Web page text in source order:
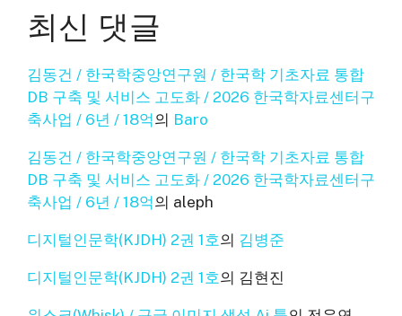
최신 댓글
김동건 / 한국학중앙연구원 / 한국학 기초자료 통합
DB 구축 및 서비스 고도화 / 2026 한국학자료센터구
축사업 / 6년 / 18억의 Baro
김동건 / 한국학중앙연구원 / 한국학 기초자료 통합
DB 구축 및 서비스 고도화 / 2026 한국학자료센터구
축사업 / 6년 / 18억의 aleph
디지털인문학(KJDH) 2권 1호의 김병준
디지털인문학(KJDH) 2권 1호의 김현진